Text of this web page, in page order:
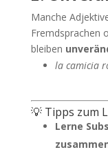
Manche
Fremdsprachen
bleiben
la camicia
💡 Tipps zum
Lerne